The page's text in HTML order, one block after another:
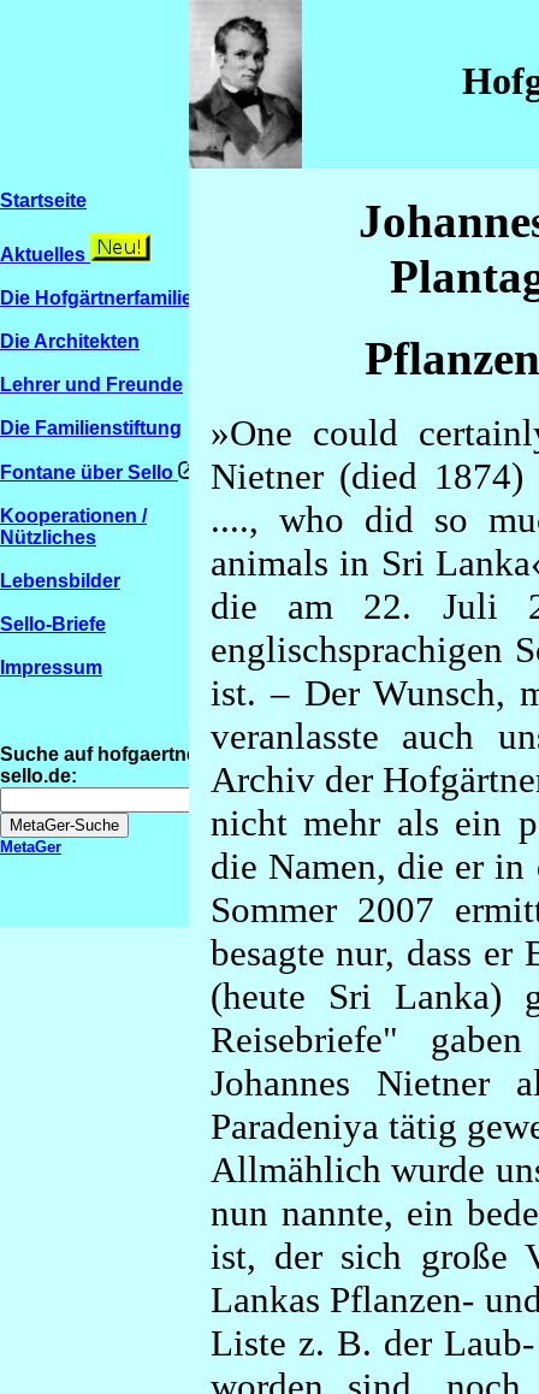
Startseite
Aktuelles
Die Hofgärtnerfamilien
Die Architekten
Lehrer und Freunde
Die Familienstiftung
Fontane über Sello
Kooperationen /
Nützliches
Lebensbilder
Sello-Briefe
Impressum
Suche auf hofgaertner-
sello.de:
MetaGer
»One could
Nietner (died
...., who did so
animals in Sri
die am 22. Juli
englischsprachigen
ist. – Der Wunsch,
veranlasste auch
Archiv der
nicht mehr als ein
die Namen, die er in
Sommer 2007
besagte nur, dass
(heute Sri Lanka)
Reisebriefe"
Johannes Nietner
Paradeniya tätig
Allmählich wurde
nun nannte, ein
ist, der sich große
Lankas Pflanzen-
Liste z. B. der